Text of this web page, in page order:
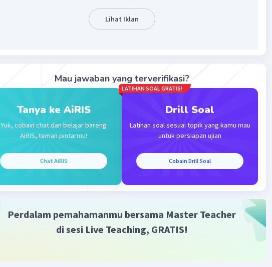
Lihat Iklan
Mau jawaban yang terverifikasi?
Tanya ke AiRIS
Yuk, cobain chat dan belajar bareng
AiRIS, teman pintarmu!
Chat AiRIS
LATIHAN SOAL GRATIS!
Drill Soal
Latihan soal sesuai topik yang kamu mau
untuk persiapan ujian
Cobain Drill Soal
Perdalam pemahamanmu bersama Master Teacher
di sesi Live Teaching, GRATIS!